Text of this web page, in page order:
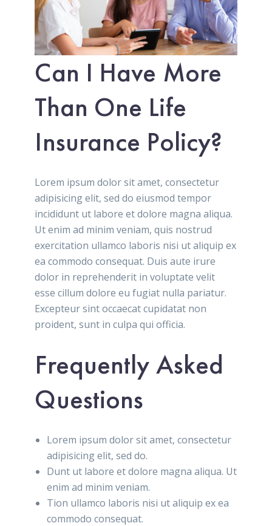
Can I Have More
Than One Life
Insurance Policy?
Lorem ipsum dolor sit amet, consectetur
adipisicing elit, sed do eiusmod tempor
incididunt ut labore et dolore magna aliqua.
Ut enim ad minim veniam, quis nostrud
exercitation ullamco laboris nisi ut aliquip ex
ea commodo consequat. Duis aute irure
dolor in reprehenderit in voluptate velit
esse cillum dolore eu fugiat nulla pariatur.
Excepteur sint occaecat cupidatat non
proident, sunt in culpa qui officia.
Frequently Asked
Questions
Lorem ipsum dolor sit amet, consectetur
adipisicing elit, sed do.
Dunt ut labore et dolore magna aliqua. Ut
enim ad minim veniam.
Tion ullamco laboris nisi ut aliquip ex ea
commodo consequat.